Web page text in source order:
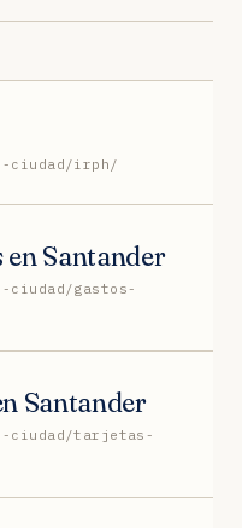
ciudad/irph/
Santander
ciudad/gastos-
Santander
ciudad/tarjetas-